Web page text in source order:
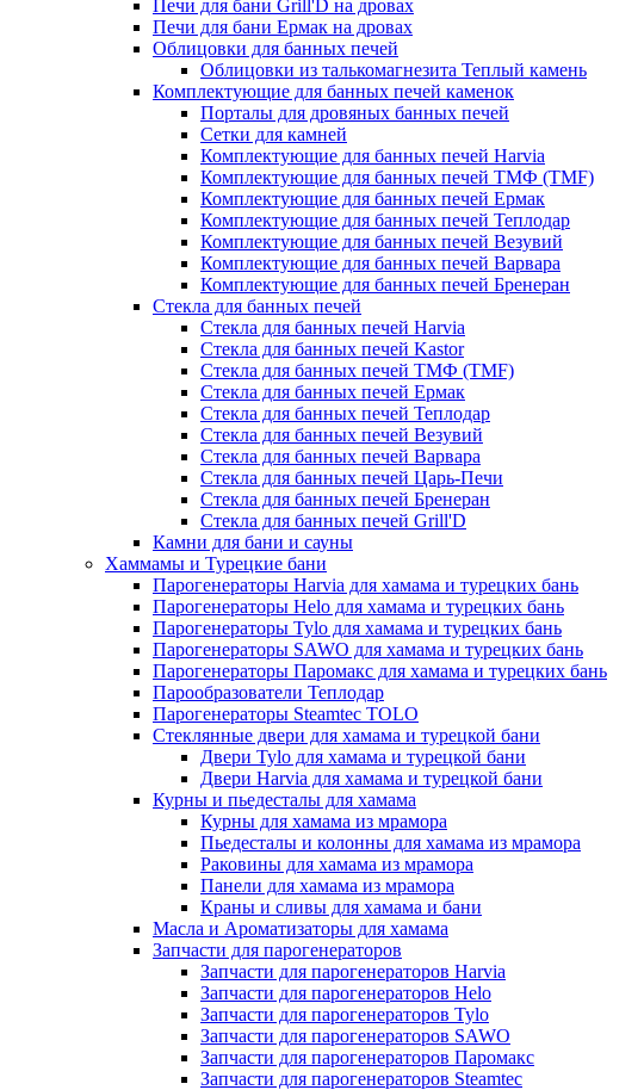
Печи для бани Grill'D на дровах
Печи для бани Ермак на дровах
Облицовки для банных печей
Облицовки из талькомагнезита Теплый камень
Комплектующие для банных печей каменок
Порталы для дровяных банных печей
Сетки для камней
Комплектующие для банных печей Harvia
Комплектующие для банных печей ТМФ (TMF)
Комплектующие для банных печей Ермак
Комплектующие для банных печей Теплодар
Комплектующие для банных печей Везувий
Комплектующие для банных печей Варвара
Комплектующие для банных печей Бренеран
Стекла для банных печей
Стекла для банных печей Harvia
Стекла для банных печей Kastor
Стекла для банных печей ТМФ (TMF)
Стекла для банных печей Ермак
Стекла для банных печей Теплодар
Стекла для банных печей Везувий
Стекла для банных печей Варвара
Стекла для банных печей Царь-Печи
Стекла для банных печей Бренеран
Стекла для банных печей Grill'D
Камни для бани и сауны
Хаммамы и Турецкие бани
Парогенераторы Harvia для хамама и турецких бань
Парогенераторы Helo для хамама и турецких бань
Парогенераторы Tylo для хамама и турецких бань
Парогенераторы SAWO для хамама и турецких бань
Парогенераторы Паромакс для хамама и турецких бань
Парообразователи Теплодар
Парогенераторы Steamtec TOLO
Стеклянные двери для хамама и турецкой бани
Двери Tylo для хамама и турецкой бани
Двери Harvia для хамама и турецкой бани
Курны и пьедесталы для хамама
Курны для хамама из мрамора
Пьедесталы и колонны для хамама из мрамора
Раковины для хамама из мрамора
Панели для хамама из мрамора
Краны и сливы для хамама и бани
Масла и Ароматизаторы для хамама
Запчасти для парогенераторов
Запчасти для парогенераторов Harvia
Запчасти для парогенераторов Helo
Запчасти для парогенераторов Tylo
Запчасти для парогенераторов SAWO
Запчасти для парогенераторов Паромакс
Запчасти для парогенераторов Steamtec